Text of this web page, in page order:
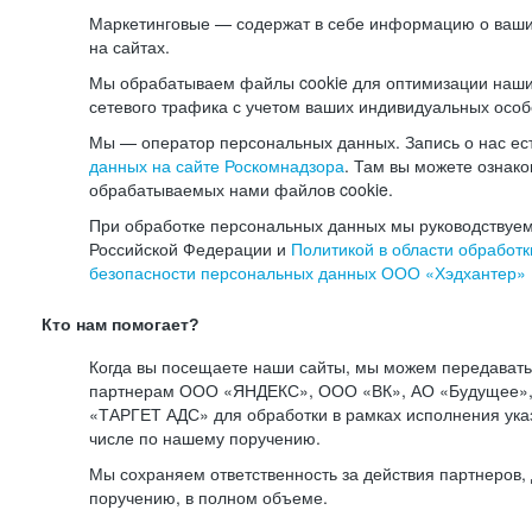
Маркетинговые — содержат в себе информацию о
на сайтах.
Мы обрабатываем файлы cookie для оптимизации
сетевого трафика с учетом ваших индивидуальных
Мы — оператор персональных данных. Запись о нас
данных на сайте Роскомнадзора. Там вы можете
обрабатываемых нами файлов cookie.
При обработке персональных данных мы
Российской Федерации и Политикой в области
безопасности персональных данных ООО «Хэдхантер»
Кто нам помогает?
Когда вы посещаете наши сайты, мы можем
партнерам ООО «ЯНДЕКС», ООО «ВК», АО
«ТАРГЕТ АДС» для обработки в рамках исполнения
числе по нашему поручению.
Мы сохраняем ответственность за действия
поручению, в полном объеме.